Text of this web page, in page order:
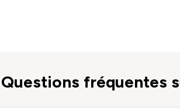
Questions fréquentes